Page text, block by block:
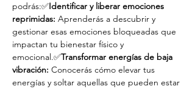
podrás:✅Identificar y liberar emociones
reprimidas: Aprenderás a descubrir y
gestionar esas emociones bloqueadas que
impactan tu bienestar físico y
emocional.✅Transformar energías de baja
vibración: Conocerás cómo elevar tus
energías y soltar aquellas que pueden estar